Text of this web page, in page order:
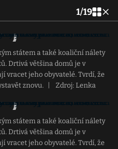
1/19
státem a také koaliční nálety
Drtivá většina domů je v
vracet jeho obyvatelé. Tvrdí, že
znovu.
Zdroj: Lenka
státem a také koaliční nálety
Drtivá většina domů je v
vracet jeho obyvatelé. Tvrdí, že